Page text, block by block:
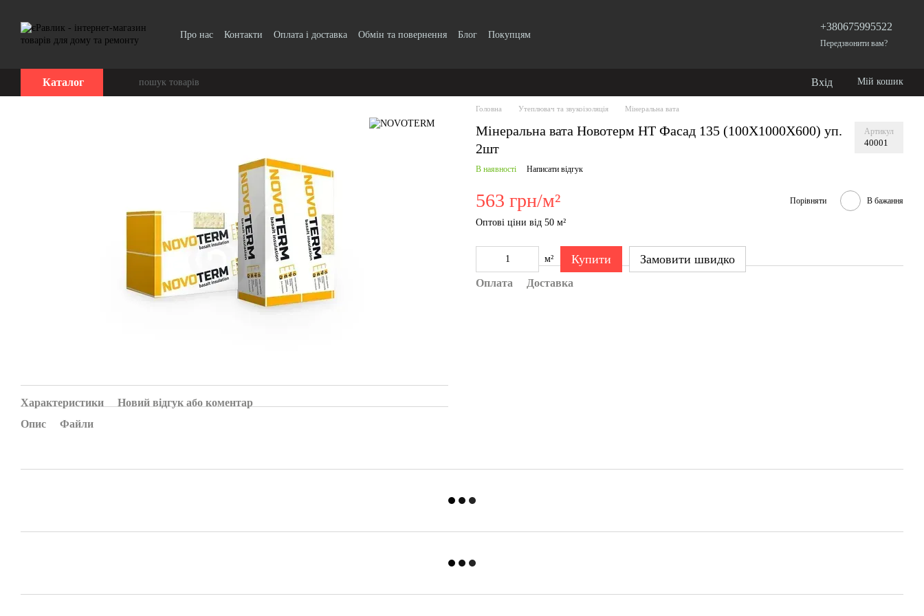
Про нас Контакти Оплата і доставка Обмін та повернення Блог Покупцям
+380675995522
Передзвонити вам?
Каталог Вхід Мій кошик
Характеристики
Новий відгук або коментар
Опис
Файли
Головна Утеплювач та звукоізоляція Мінеральна вата
Мінеральна вата Новотерм НТ Фасад 135 (100X1000X600) уп.
2шт
Артикул
40001
В наявності Написати відгук
563 грн/м² Порівняти В бажання
Оптові ціни від 50 м²
м² Купити Замовити швидко
Оплата Доставка